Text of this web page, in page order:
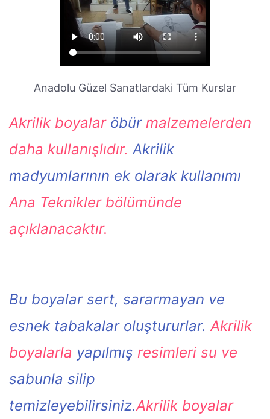
Anadolu Güzel Sanatlardaki Tüm Kurslar
Akrilik boyalaröbür malzemelerden
daha kullanışlıdır. Akrilik
madyumlarının ek olarak kullanımı
Ana Teknikler bölümünde
açıklanacaktır.
Bu boyalar sert, sararmayan ve
esnek tabakalar oluştururlar.Akrilik
boyalarla yapılmış resimleri su ve
sabunla silip
temizleyebilirsiniz.Akrilik boyalar